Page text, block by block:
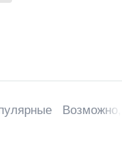
Возможно,